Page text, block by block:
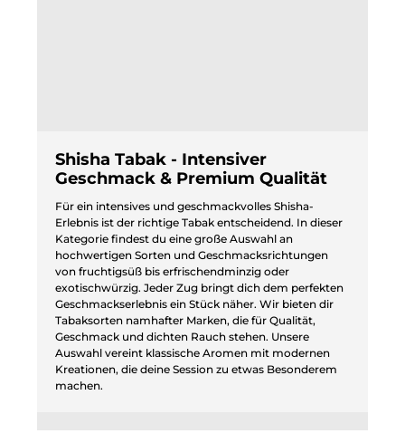
Shisha Tabak - Intensiver
Geschmack & Premium Qualität
Für ein intensives und geschmackvolles Shisha-
Erlebnis ist der richtige Tabak entscheidend. In dieser
Kategorie findest du eine große Auswahl an
hochwertigen Sorten und Geschmacksrichtungen
von fruchtigsüß bis erfrischendminzig oder
exotischwürzig. Jeder Zug bringt dich dem perfekten
Geschmackserlebnis ein Stück näher. Wir bieten dir
Tabaksorten namhafter Marken, die für Qualität,
Geschmack und dichten Rauch stehen. Unsere
Auswahl vereint klassische Aromen mit modernen
Kreationen, die deine Session zu etwas Besonderem
machen.